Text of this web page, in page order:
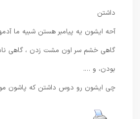
داشتن
آحه ایشون یه پیامبر هستن شبیه ما
گاهی خشم سر اون مشت زدن ، گاهی
بودن، و ….
چی ایشون رو دوس داشتن که پاشون